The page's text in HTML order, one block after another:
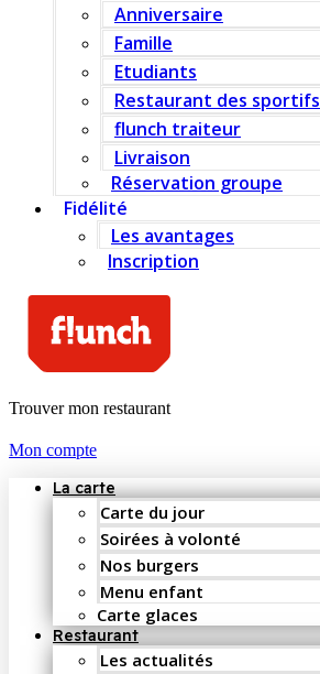
Anniversaire
Famille
Etudiants
Restaurant des sportifs
flunch traiteur
Livraison
Réservation groupe
Fidélité
Les avantages
Inscription
Trouver mon restaurant
Mon compte
La carte
Carte du jour
Soirées à volonté
Nos burgers
Menu enfant
Carte glaces
Restaurant
Les actualités